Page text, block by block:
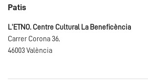
Patis
L'ETNO. Centre Cultural La Beneficència
Carrer Corona 36,
46003 València